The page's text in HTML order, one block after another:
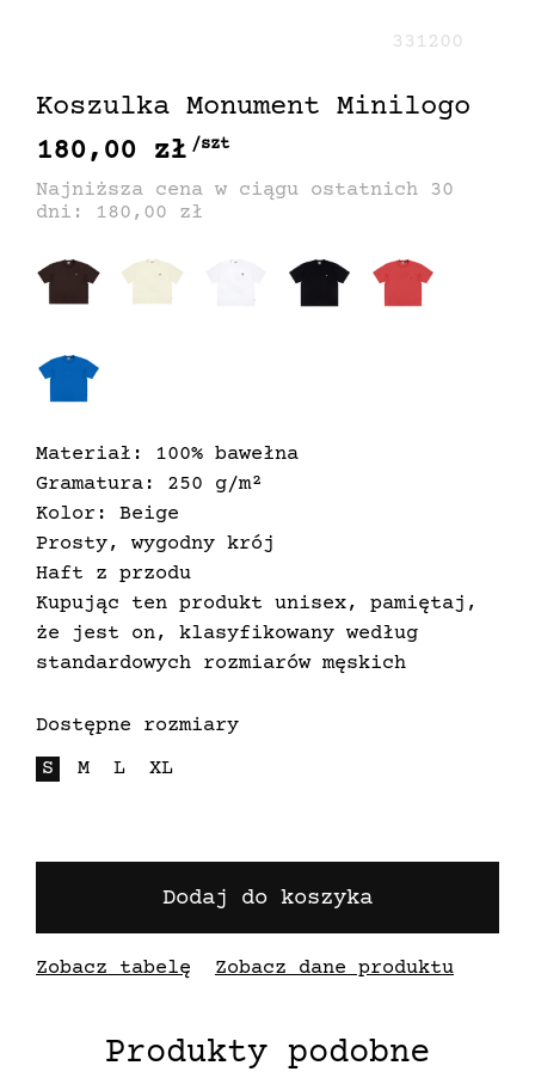
Koszulka Monument Minilogo
331200
180,00 zł /szt
Najniższa cena w ciągu ostatnich 30
dni: 180,00 zł
Materiał: 100% bawełna
Gramatura: 250 g/m²
Kolor: Beige
Prosty, wygodny krój
Haft z przodu
Kupując ten produkt unisex, pamiętaj,
że jest on, klasyfikowany według
standardowych rozmiarów męskich
Dostępne rozmiary
S
M L XL
Dodaj do koszyka
Zobacz tabelę Zobacz dane produktu
Produkty podobne